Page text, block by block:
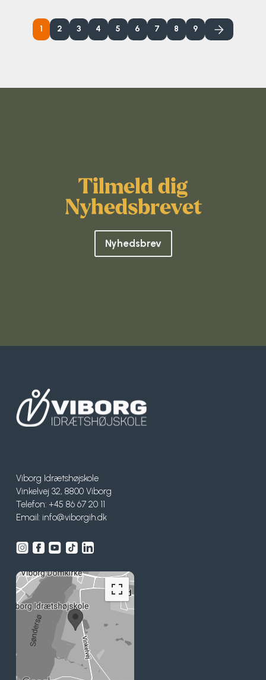
1 2 3 4 5 6 7 8 9
Tilmeld dig
Nyhedsbrevet
Nyhedsbrev
Viborg Idrætshøjskole
Vinkelvej 32, 8800 Viborg
Telefon: +45 86 67 20 11
Email: info@viborgih.dk